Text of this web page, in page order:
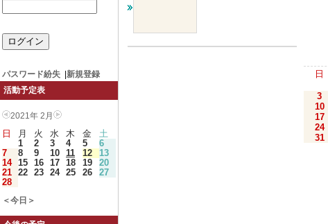
パスワード紛失
新規登録
活動予定表
2021年 2月
日 月 火 水 木 金
土
1
2 3 4 5
6
7
8 9 10 11 12
13
14 15 16 17 18 19
20
21 22 23 24 25 26
27
28
＜今日＞
日
3
10
17
24
31